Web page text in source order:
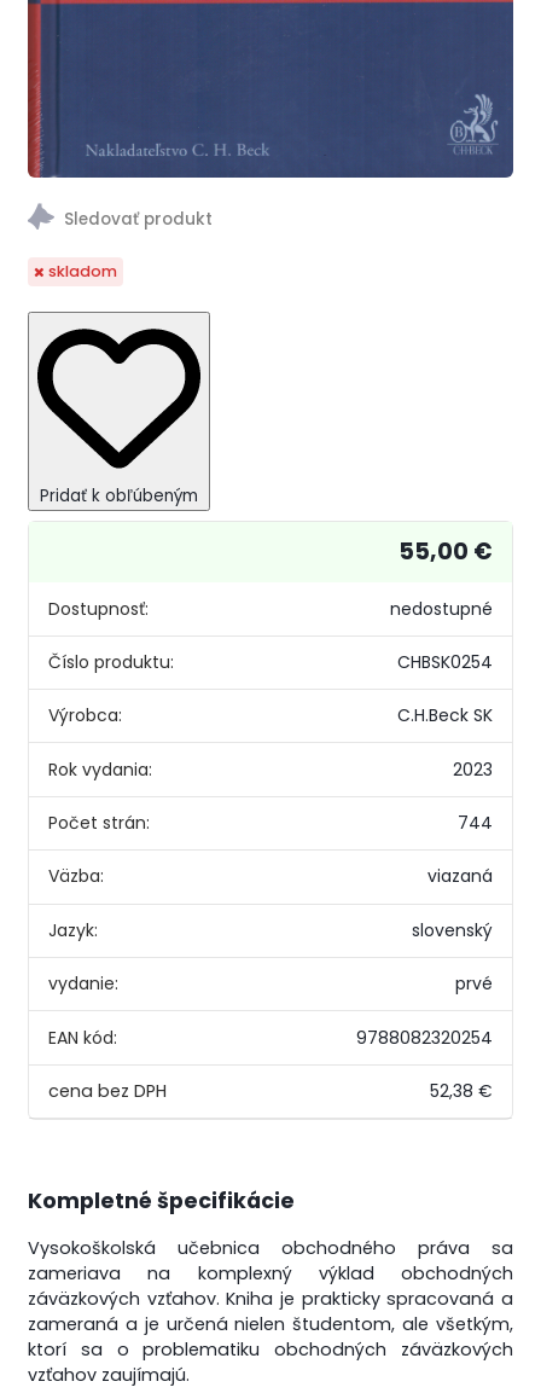
skladom
Pridať k obľúbeným
Dostupnosť: nedostupné
Číslo produktu: CHBSK0254
Výrobca: C.H.Beck SK
Rok vydania: 2023
Počet strán: 744
Väzba: viazaná
Jazyk: slovenský
vydanie: prvé
EAN kód: 9788082320254
52,38 €
55,00 €
Kompletné špecifikácie
Vysokoškolská učebnica obchodného práva sa
zameriava na komplexný výklad obchodných
záväzkových vzťahov. Kniha je prakticky spracovaná a
zameraná a je určená nielen študentom, ale všetkým,
ktorí sa o problematiku obchodných záväzkových
vzťahov zaujímajú.